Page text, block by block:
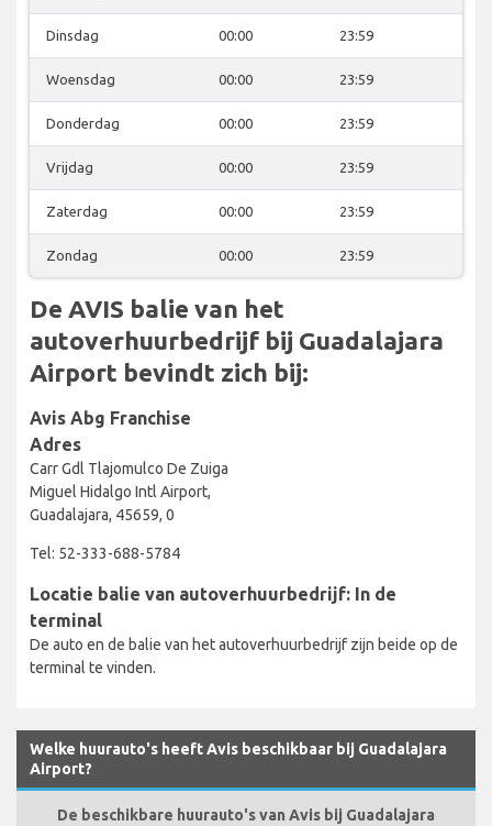
Dinsdag 00:00 23:59
Woensdag 00:00 23:59
Donderdag 00:00 23:59
Vrijdag 00:00 23:59
Zaterdag 00:00 23:59
Zondag 00:00 23:59
De AVIS balie van het
autoverhuurbedrijf bij Guadalajara
Airport bevindt zich bij:
Avis Abg Franchise
Adres
Carr Gdl Tlajomulco De Zuiga
Miguel Hidalgo Intl Airport,
Guadalajara, 45659, 0
Tel: 52-333-688-5784
Locatie balie van autoverhuurbedrijf: In de
terminal
De auto en de balie van het autoverhuurbedrijf zijn beide op de
terminal te vinden.
Welke huurauto's heeft Avis beschikbaar bij Guadalajara
Airport?
De beschikbare huurauto's van Avis bij Guadalajara